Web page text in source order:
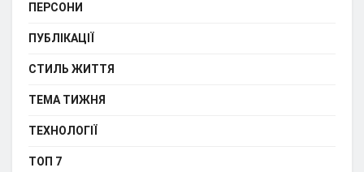
ПЕРСОНИ
ПУБЛІКАЦІЇ
СТИЛЬ ЖИТТЯ
ТЕМА ТИЖНЯ
ТЕХНОЛОГІЇ
ТОП 7